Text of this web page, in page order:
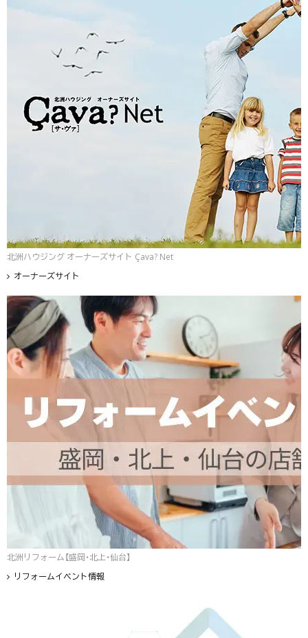
北洲ハウジング オーナーズサイト Çava? Net
オーナーズサイト
北洲リフォーム【盛岡・北上・仙台】
リフォームイベント情報